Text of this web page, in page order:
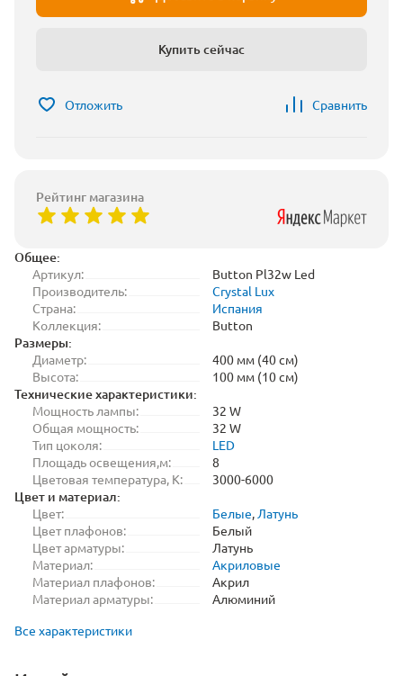
Общее:
Артикул:
Button Pl32w Led
Производитель:
Crystal Lux
Страна:
Испания
Коллекция:
Button
Размеры:
Диаметр:
400 мм (40 см)
Высота:
100 мм (10 см)
Технические характеристики:
Мощность лампы:
32 W
Общая мощность:
32 W
Тип цоколя:
LED
Площадь освещения,м:
8
Цветовая температура, K:
3000-6000
Цвет и материал:
Цвет: Белые, Латунь
Цвет плафонов:
Белый
Цвет арматуры:
Латунь
Материал:
Акриловые
Материал плафонов:
Акрил
Материал арматуры:
Алюминий
Все характеристики
Купить сейчас
Отложить Сравнить
Рейтинг магазина